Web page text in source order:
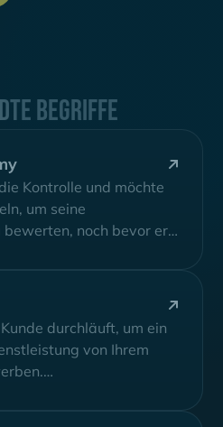
Begriffe
Kontrolle und möchte
um seine
noch bevor er
durchläuft, um ein
von Ihrem